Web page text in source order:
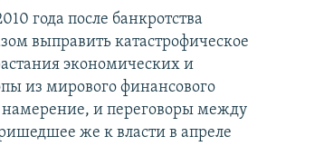
года после банкротства
выправить катастрофическое
экономических и
из мирового финансового
намерение, и переговоры между
же к власти в апреле